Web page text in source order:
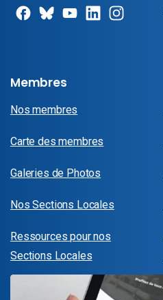
Membres
Nos membres
Carte des membres
Galeries de Photos
Nos Sections Locales
Ressources pour nos
Sections Locales